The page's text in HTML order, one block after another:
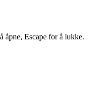
åpne, Escape for å lukke.